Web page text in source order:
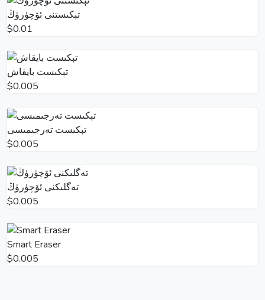
تېكىستنى ئۆچۈرۈڭ
$0.01
تېكىست بايقاش
$0.005
تېكىست تەرجىمىسى
$0.005
تەگلىكنى ئۆچۈرۈڭ
$0.005
Smart Eraser
$0.005